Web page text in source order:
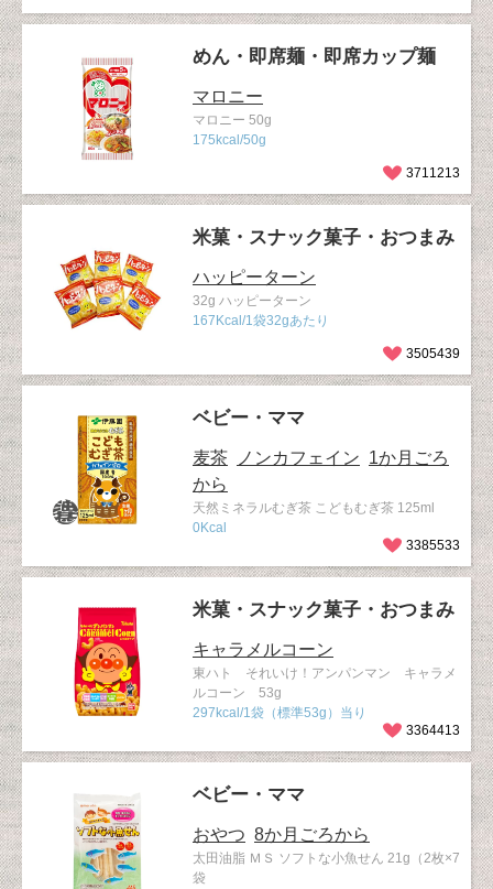
めん・即席麺・即席カップ麺
マロニー
マロニー 50g
175kcal/50g
3711213
米菓・スナック菓子・おつまみ
ハッピーターン
32g ハッピーターン
167Kcal/1袋32gあたり
3505439
ベビー・ママ
麦茶 ノンカフェイン 1か月ごろ
から
天然ミネラルむぎ茶 こどもむぎ茶 125ml
0Kcal
3385533
米菓・スナック菓子・おつまみ
キャラメルコーン
東ハト それいけ！アンパンマン キャラメ
ルコーン 53g
297kcal/1袋（標準53g）当り
3364413
ベビー・ママ
おやつ 8か月ごろから
太田油脂 ＭＳ ソフトな小魚せん 21g（2枚×7
袋